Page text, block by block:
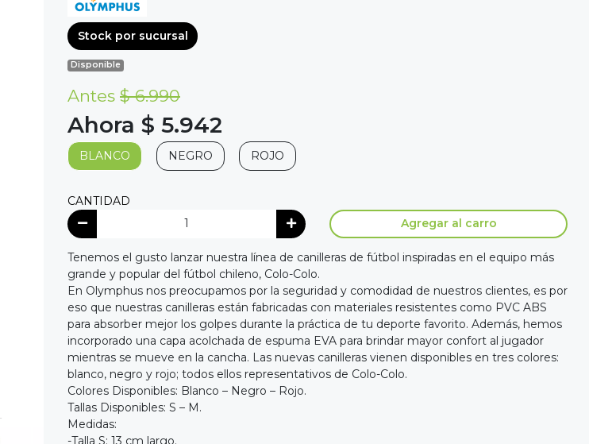
Stock por sucursal
Disponible
Antes $ 6.990
Ahora $ 5.942
BLANCO NEGRO ROJO
CANTIDAD
Agregar al carro
Tenemos el gusto lanzar nuestra línea de canilleras de fútbol inspiradas en el equipo más
grande y popular del fútbol chileno, Colo-Colo.
En Olymphus nos preocupamos por la seguridad y comodidad de nuestros clientes, es por
eso que nuestras canilleras están fabricadas con materiales resistentes como PVC ABS
para absorber mejor los golpes durante la práctica de tu deporte favorito. Además, hemos
incorporado una capa acolchada de espuma EVA para brindar mayor confort al jugador
mientras se mueve en la cancha. Las nuevas canilleras vienen disponibles en tres colores:
blanco, negro y rojo; todos ellos representativos de Colo-Colo.
Colores Disponibles: Blanco – Negro – Rojo.
Tallas Disponibles: S – M.
Medidas:
-Talla S: 13 cm largo.